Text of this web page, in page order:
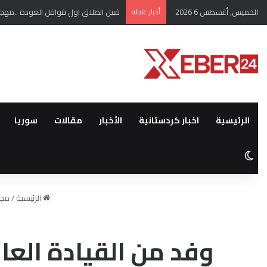
الخميس, أغسطس 6 2026 أخبار عاجلة بين عمليات ابتزاز ومصادرة
الرئيسية اخبار كردستانية الأخبار مقالات سوريا
الوضع المظلم
الرئيسية/
وفد من القيادة